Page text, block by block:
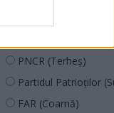
PNCR (Terheș)
Partidul Patrioților
FAR (Coarnă)